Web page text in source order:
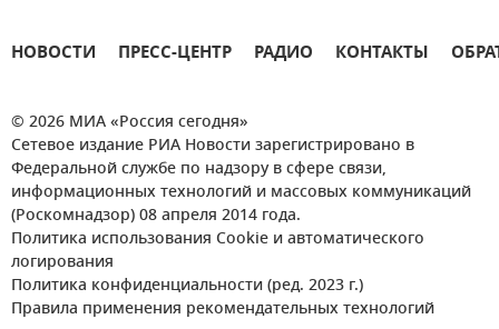
НОВОСТИ ПРЕСС-ЦЕНТР РАДИО КОНТАКТЫ
© 2026 МИА «Россия сегодня»
Сетевое издание РИА Новости зарегистрировано в
Федеральной службе по надзору в сфере связи,
информационных технологий и массовых коммуникаций
(Роскомнадзор) 08 апреля 2014 года.
Политика использования Cookie и автоматического
логирования
Политика конфиденциальности (ред. 2023 г.)
Правила применения рекомендательных технологий